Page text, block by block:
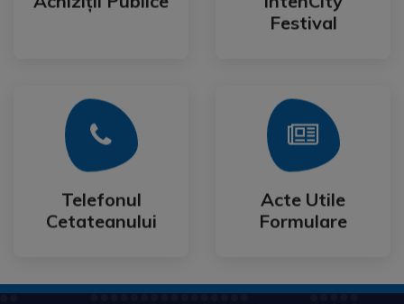
Achiziții Publice
Festival
IntenCity
Telefonul
Cetateanului
Telefonul
Cetateanului
Mai Mult
Acte Utile
Formulare
Acte Utile
Formulare
Mai Mult